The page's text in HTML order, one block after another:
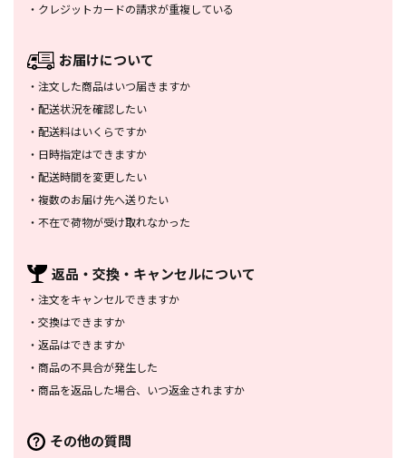
・ クレジットカードの請求が重複している
お届けについて
・ 注文した商品はいつ届きますか
・ 配送状況を確認したい
・ 配送料はいくらですか
・ 日時指定はできますか
・ 配送時間を変更したい
・ 複数のお届け先へ送りたい
・ 不在で荷物が受け取れなかった
返品・交換・ キャンセルについて
・ 注文をキャンセルできますか
・ 交換はできますか
・ 返品はできますか
・ 商品の不具合が発生した
・ 商品を返品した場合、 いつ返金されますか
その他の質問